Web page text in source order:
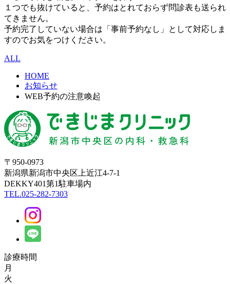
１つでも抜けていると、予約はとれておらず問診表も送られ
てきません。
予約完了していない場合は「事前予約なし」として対応しま
すのでお気をつけください。
ALL
HOME
お知らせ
WEB予約の注意喚起
〒950-0973
新潟県新潟市中央区上近江4-7-1
DEKKY401第1駐車場内
TEL.025-282-7303
診療時間
月
火